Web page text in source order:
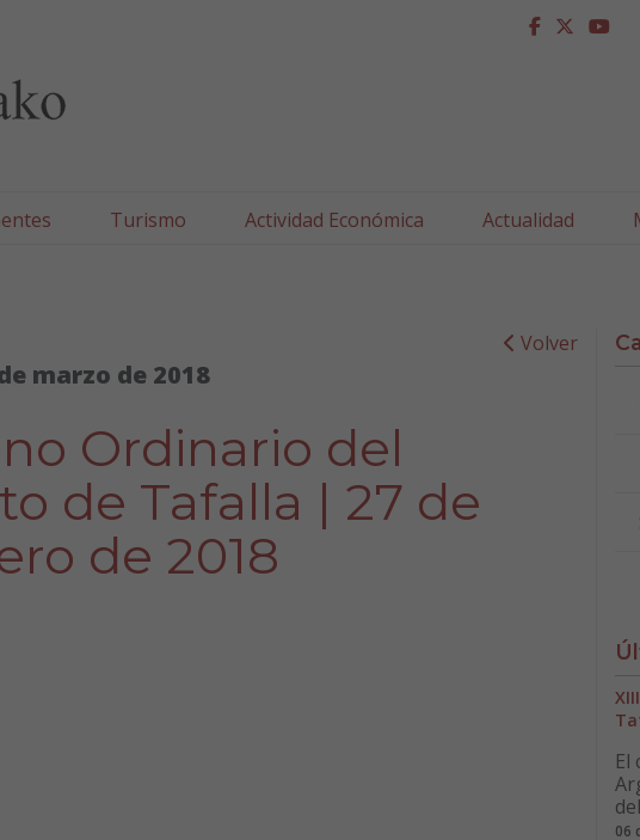
facebook
Turismo Actividad Económica Actualidad
Volver
marzo de 2018
Ordinario del
de Tafalla | 27 de
de 2018
El
06